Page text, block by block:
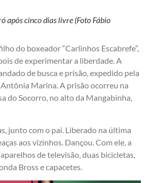
após cinco dias livre (Foto Fábio
do boxeador “Carlinhos Escabrefe”,
de experimentar a liberdade. A
de busca e prisão, expedido pela
Antônia Marina. A prisão ocorreu na
do Socorro, no alto da Mangabinha,
junto com o pai. Liberado na última
aos vizinhos. Dançou. Com ele, a
de televisão, duas bicicletas,
Bross e capacetes.